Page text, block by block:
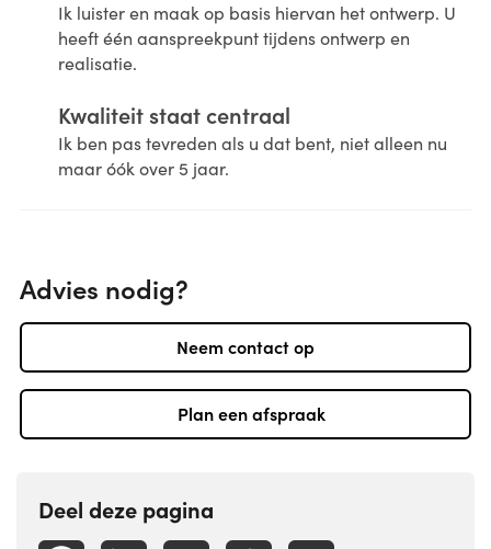
Ik luister en maak op basis hiervan het ontwerp. U
heeft één aanspreekpunt tijdens ontwerp en
realisatie.
Kwaliteit staat centraal
Ik ben pas tevreden als u dat bent, niet alleen nu
maar óók over 5 jaar.
Advies nodig?
Neem contact op
Plan een afspraak
Deel deze pagina